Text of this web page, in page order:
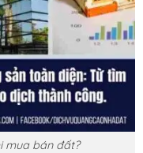
mua bán đất?